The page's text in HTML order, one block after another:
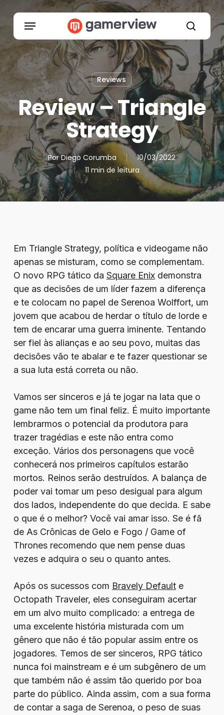
content
search
Menu
Reviews
Review – Triangle
Strategy
Por Diego Corumba
10/03/2022
11 min de leitura
Em Triangle Strategy, política e videogame não
apenas se misturam, como se complementam.
O novo RPG tático da Square Enixdemonstra
que as decisões de um líder fazem a diferença
e te colocam no papel de Serenoa Wolffort, um
jovem que acabou de herdar o título de lorde e
tem de encarar uma guerra iminente. Tentando
ser fiel às alianças e ao seu povo, muitas das
decisões vão te abalar e te fazer questionar se
a sua luta está correta ou não.
Vamos ser sinceros e já te jogar na lata que o
game não tem um final feliz. É muito importante
lembrarmos o potencial da produtora para
trazer tragédias e este não entra como
exceção. Vários dos personagens que você
conhecerá nos primeiros capítulos estarão
mortos. Reinos serão destruídos. A balança de
poder vai tomar um peso desigual para algum
dos lados, independente do que decida. E sabe
o que é o melhor? Você vai amar isso. Se é fã
de As Crônicas de Gelo e Fogo / Game of
Thrones recomendo que nem pense duas
vezes e adquira o seu o quanto antes.
Após os sucessos com Bravely Defaulte
Octopath Traveler, eles conseguiram acertar
em um alvo muito complicado: a entrega de
uma excelente história misturada com um
gênero que não é tão popular assim entre os
jogadores. Temos de ser sinceros, RPG tático
nunca foi mainstream e é um subgênero de um
que também não é assim tão querido por boa
parte do público. Ainda assim, com a sua forma
de contar a saga de Serenoa, o peso de suas